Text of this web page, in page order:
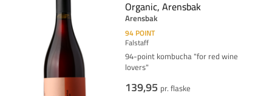
Organic, Arensbak
Arensbak
94 POINT
Falstaff
94-point kombucha "for red wine
lovers"
139,95 pr. flaske